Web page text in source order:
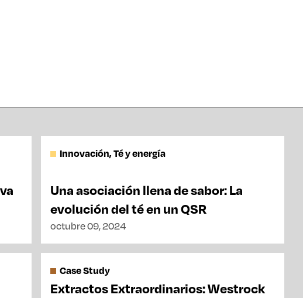
Innovación, Té y energía
Una asociación llena de sabor: La
evolución del té en un QSR
octubre 09, 2024
Case Study
Extractos Extraordinarios: Westrock